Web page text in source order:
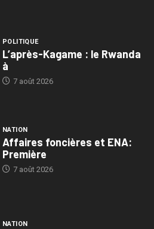
POLITIQUE
L’après-Kagame : le Rwanda
à
7 août 2026
NATION
Affaires foncières et ENA:
Première
7 août 2026
NATION